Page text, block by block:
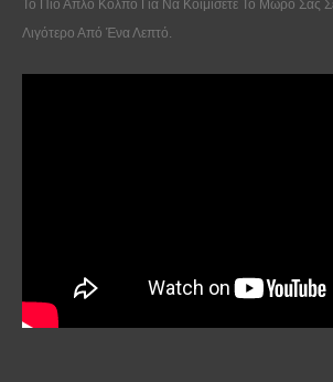
Το Πιο Απλό Κόλπο Για Να Κοιμίσετε Το Μωρό Σας
Λιγότερο Από Ένα Λεπτό.